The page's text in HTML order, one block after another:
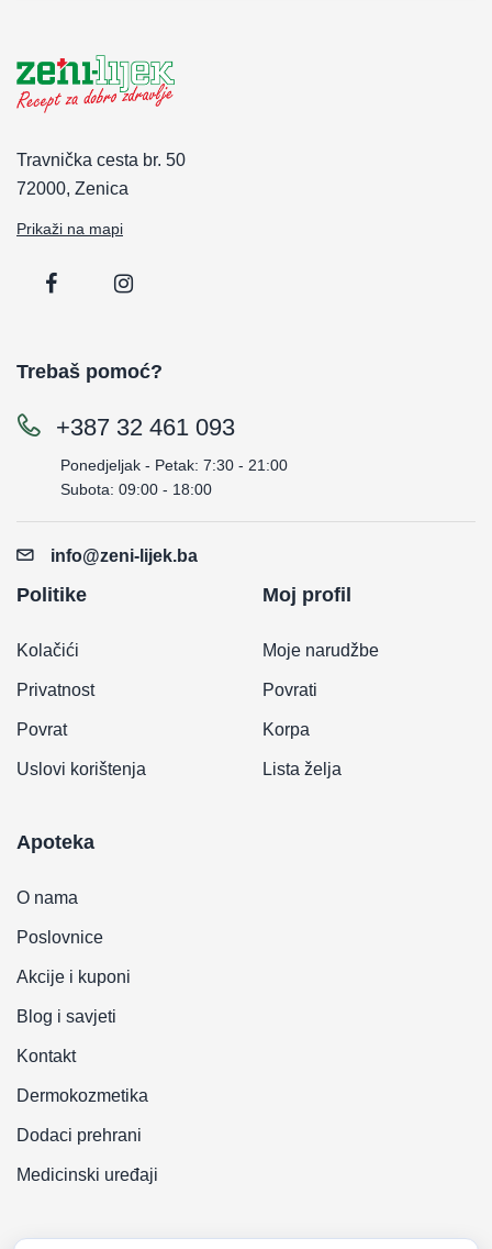
Travnička cesta br. 50
72000, Zenica
Prikaži na mapi
Trebaš pomoć?
+387 32 461 093
Ponedjeljak - Petak: 7:30 - 21:00
Subota: 09:00 - 18:00
info@zeni-lijek.ba
Politike
Kolačići
Privatnost
Povrat
Uslovi korištenja
Moj profil
Moje narudžbe
Povrati
Korpa
Lista želja
Apoteka
O nama
Poslovnice
Akcije i kuponi
Blog i savjeti
Kontakt
Dermokozmetika
Dodaci prehrani
Medicinski uređaji